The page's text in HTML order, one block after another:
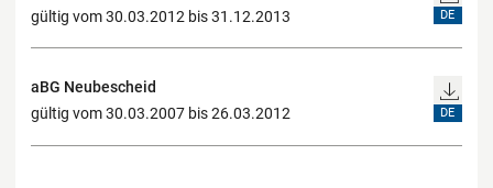
gültig vom 30.03.2012 bis 31.12.2013
DE
aBG Neubescheid
gültig vom 30.03.2007 bis 26.03.2012
DE